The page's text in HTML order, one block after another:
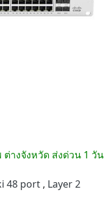
างจังหวัด ส่งด่วน 1 วัน
48 port , Layer 2